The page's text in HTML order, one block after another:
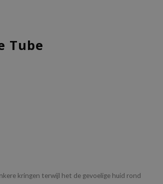
Tube
kringen terwijl het de gevoelige huid rond